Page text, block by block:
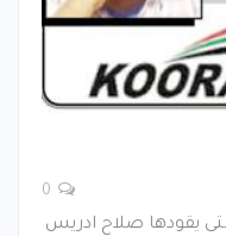
يقودها صلاح ادريس